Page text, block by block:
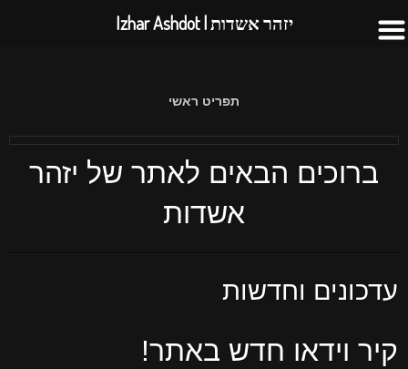
תפריט ראשי
ברוכים הבאים לאתר של יזהר
אשדות
עדכונים וחדשות
קיר וידאו חדש באתר!
יזהר אשדות | Izhar Ashdot